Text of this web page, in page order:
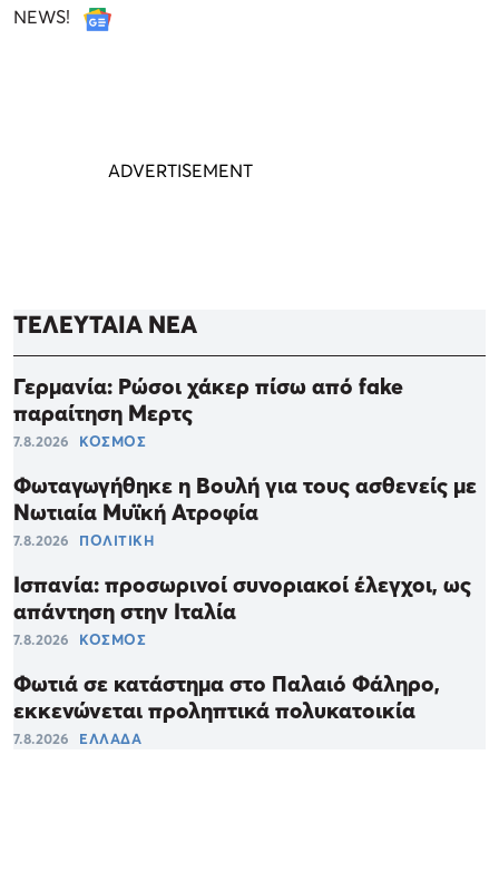
NEWS!
ΤΕΛΕΥΤΑΙΑ ΝΕΑ
Γερμανία: Ρώσοι χάκερ πίσω από fake
παραίτηση Μερτς
7.8.2026 ΚΟΣΜΟΣ
Φωταγωγήθηκε η Βουλή για τους ασθενείς με
Νωτιαία Μυϊκή Ατροφία
7.8.2026 ΠΟΛΙΤΙΚΗ
Ισπανία: προσωρινοί συνοριακοί έλεγχοι, ως
απάντηση στην Ιταλία
7.8.2026 ΚΟΣΜΟΣ
Φωτιά σε κατάστημα στο Παλαιό Φάληρο,
εκκενώνεται προληπτικά πολυκατοικία
7.8.2026 ΕΛΛΑΔΑ